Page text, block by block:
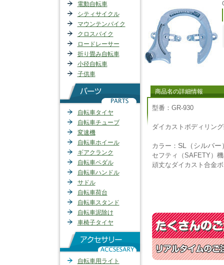
電動自転車
シティサイクル
マウンテンバイク
クロスバイク
ロードレーサー
折り畳み自転車
小径自転車
子供車
自転車タイヤ
自転車チューブ
変速機
自転車ホイール
ギアクランク
自転車ペダル
自転車ハンドル
サドル
自転車荷台
自転車スタンド
自転車泥除け
車椅子タイヤ
自転車用ライト
商品名の詳細情報
型番：GR-930
ダイカストボディリン
カラー： SL（シルバー
セフティ（SAFETY）
頑丈なダイカスト合金